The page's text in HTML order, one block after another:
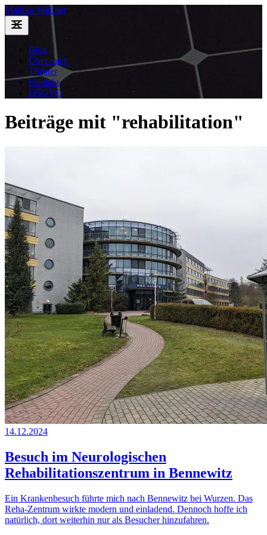
Mathias Wellner
Blog
Über mich
Theater
Kontakt
DSGVO
Beiträge mit "rehabilitation"
14.12.2024
Besuch im Neurologischen
Rehabilitationszentrum in Bennewitz
Ein Krankenbesuch führte mich nach Bennewitz bei Wurzen. Das
Reha-Zentrum wirkte modern und einladend. Dennoch hoffe ich
natürlich, dort weiterhin nur als Besucher hinzufahren.